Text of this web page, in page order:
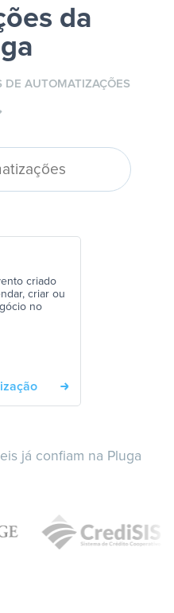
da
DE AUTOMATIZAÇÕES
criado
criar ou
no
já confiam na Pluga